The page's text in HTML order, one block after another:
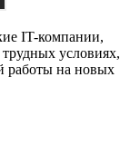
IT-компании,
условиях,
работы на новых